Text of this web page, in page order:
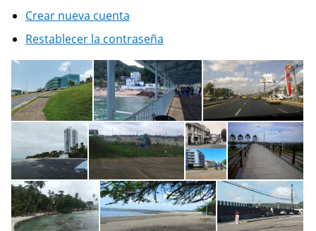
Crear nueva cuenta
Restablecer la contraseña